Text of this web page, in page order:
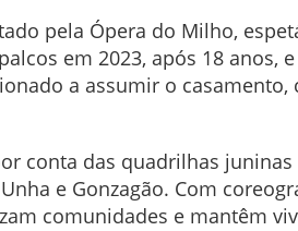
pela Ópera do Milho,
em 2023, após 18
a assumir o
conta das quadrilhas
e Gonzagão. Com
comunidades e mantêm